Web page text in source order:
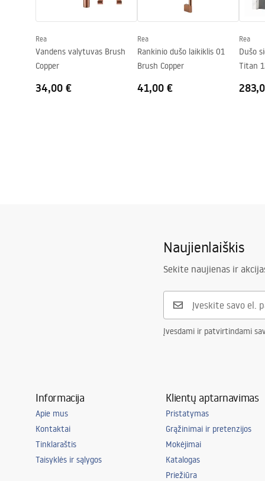
Slėgio reguliavimas
Anti-Calc sistema
Taip
Dengimo technologija
mm
Rea
Vandens valytuvas Brush
Copper
34,00 €
Rea
Rankinio dušo laikiklis 01
Brush Copper
41,00 €
Rea
Dušo
Titan
Naujienlaiškis
Sekite naujienas ir
Įvesdami ir patvirtindami
Informacija
Apie mus
Kontaktai
Tinklaraštis
Taisyklės ir sąlygos
Klientų aptarnavimas
Pristatymas
Grąžinimai ir pretenzijos
Mokėjimai
Katalogas
Priežiūra